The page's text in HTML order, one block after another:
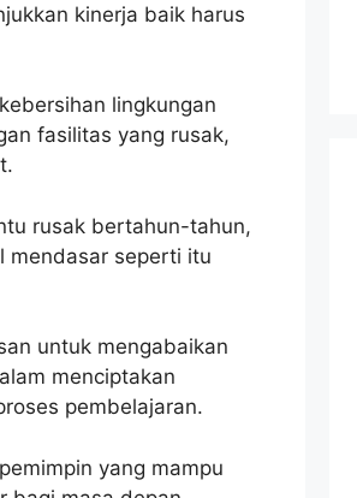
kinerja baik harus
lingkungan
fasilitas yang rusak,
rusak bertahun-tahun,
mendasar seperti itu
untuk mengabaikan
menciptakan
pembelajaran.
yang mampu